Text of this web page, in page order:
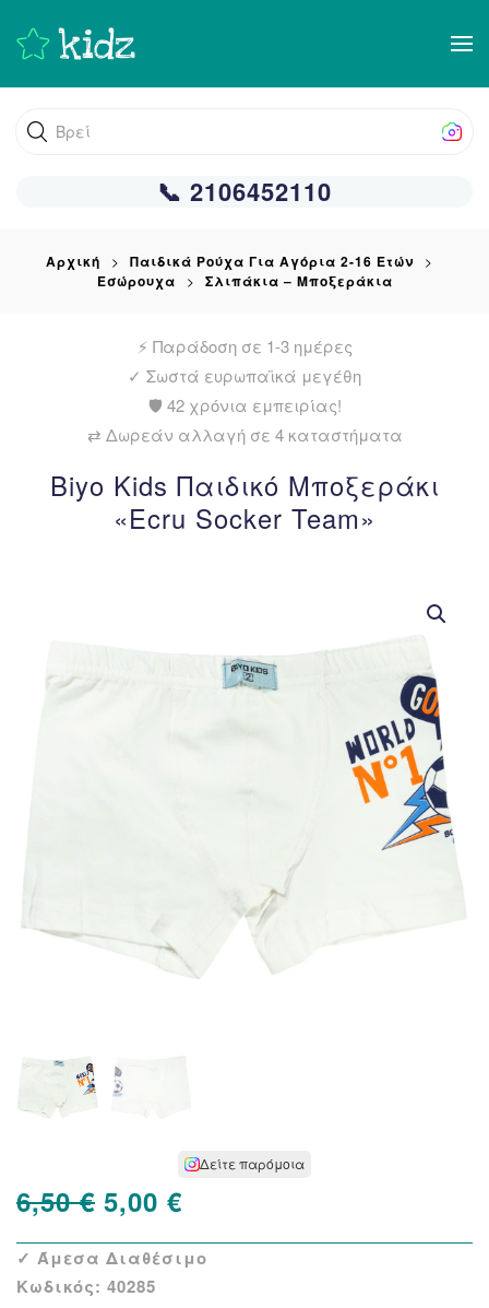
Skip
to
content
Βρείτε αυτό
📞 2106452110
Αρχική
Παιδικά Ρούχα Για Αγόρια 2-16 Ετών
Εσώρουχα
Σλιπάκια – Μποξεράκια
⚡ Παράδοση σε 1-3 ημέρες
✓ Σωστά ευρωπαϊκά μεγέθη
🛡️ 42 χρόνια εμπειρίας!
⇄ Δωρεάν αλλαγή σε 4 καταστήματα
Biyo Kids Παιδικό Μποξεράκι
«Ecru Socker Team»
Δείτε παρόμοια
6,50€ Original
price
was:
5,00 €
τρέχουσα
τιμή
✓ Άμεσα Διαθέσιμο
Κωδικός: 40285